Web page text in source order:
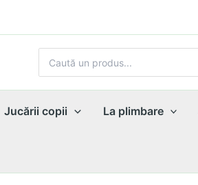
for:
Jucării copii La plimbare